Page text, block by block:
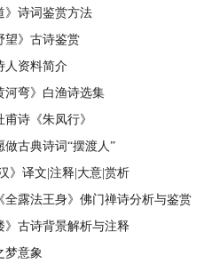
》诗词鉴赏方法
》古诗鉴赏
人资料简介
河弯》白渔诗选集
诗《朱凤行》
做古典诗词“摆渡人”
汉》译文|注释|大意|赏析
全露法王身》佛门禅诗分析与鉴赏
》古诗背景解析与注释
梦意象